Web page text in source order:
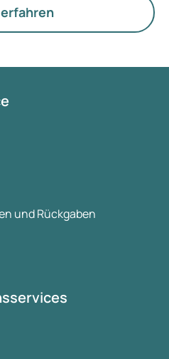
und Rückgaben